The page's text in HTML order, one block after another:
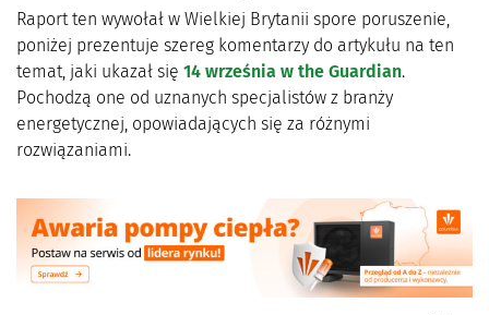
Raport ten wywołał w Wielkiej Brytanii spore poruszenie,
poniżej prezentuje szereg komentarzy do artykułu na ten
temat, jaki ukazał się 14 września w the Guardian.
Pochodzą one od uznanych specjalistów z branży
energetycznej, opowiadających się za różnymi
rozwiązaniami.